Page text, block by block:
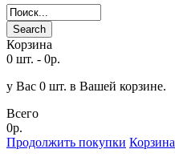
Search
Корзина
0 шт. - 0р.
у Вас 0 шт. в Вашей корзине.
Всего
0р.
Продолжить покупки Корзина